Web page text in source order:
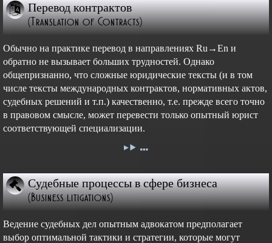
Перевод контрактов
(Translation of Contracts)
Обычно на практике перевод в направлениях Ru→En и
обратно не вызывает больших трудностей. Однако
общепризнанно, что сложные юридические тексты (и в том
числе тексты международных контрактов, нормативных актов,
судебных решений и т.п.) качественно, т.е. прежде всего точно
в правовом смысле, может перевести только опытный юрист
соответствующей специализации.
Судебные процессы в сфере бизнеса
(Business litigations)
Ведение судебных дел опытным адвокатом предполагает
выбор оптимальной тактики и стратегии, которые могут